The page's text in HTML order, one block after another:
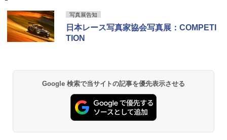
写真展告知
日本レース写真家協会写真展：COMPETI
TION
Google 検索で当サイトの記事を優先表示させる